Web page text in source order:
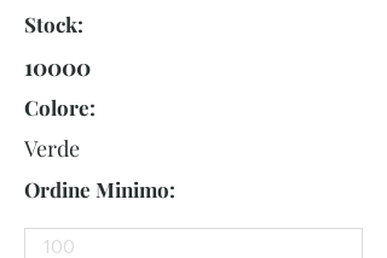
Stock:
10000
Colore:
Verde
Ordine Minimo: